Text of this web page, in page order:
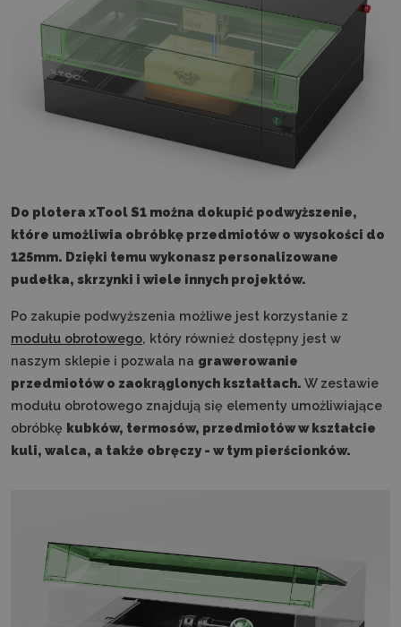
Do plotera xTool S1 można dokupić podwyższenie,
które umożliwia obróbkę przedmiotów o wysokości do
125mm. Dzięki temu wykonasz personalizowane
pudełka, skrzynki i wiele innych projektów.
Po zakupie podwyższenia możliwe jest korzystanie z
modułu obrotowego, który również dostępny jest w
naszym sklepie i pozwala na grawerowanie
przedmiotów o zaokrąglonych kształtach. W zestawie
modułu obrotowego znajdują się elementy umożliwiające
obróbkę kubków, termosów, przedmiotów w kształcie
kuli, walca, a także obręczy - w tym pierścionków.